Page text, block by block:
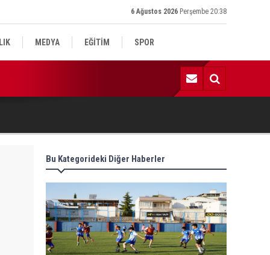
6 Ağustos 2026 Perşembe 20:38
MEDYA EĞİTİM SPOR
Bu Kategorideki Diğer Haberler